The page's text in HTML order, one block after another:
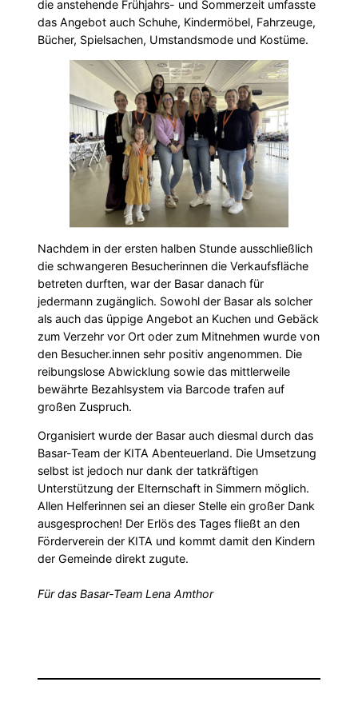
die anstehende Frühjahrs- und Sommerzeit umfasste
das Angebot auch Schuhe, Kindermöbel, Fahrzeuge,
Bücher, Spielsachen, Umstandsmode und Kostüme.
Nachdem in der ersten halben Stunde ausschließlich
die schwangeren Besucherinnen die Verkaufsfläche
betreten durften, war der Basar danach für
jedermann zugänglich. Sowohl der Basar als solcher
als auch das üppige Angebot an Kuchen und Gebäck
zum Verzehr vor Ort oder zum Mitnehmen wurde von
den Besucher.innen sehr positiv angenommen. Die
reibungslose Abwicklung sowie das mittlerweile
bewährte Bezahlsystem via Barcode trafen auf
großen Zuspruch.
Organisiert wurde der Basar auch diesmal durch das
Basar-Team der KITA Abenteuerland. Die Umsetzung
selbst ist jedoch nur dank der tatkräftigen
Unterstützung der Elternschaft in Simmern möglich.
Allen Helferinnen sei an dieser Stelle ein großer Dank
ausgesprochen! Der Erlös des Tages fließt an den
Förderverein der KITA und kommt damit den Kindern
der Gemeinde direkt zugute.
Für das Basar-Team Lena Amthor